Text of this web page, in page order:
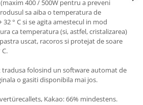
400 / 500W pentru a preveni
sa aiba o temperatura de
32 ° C si se agita amestecul in mod
ca temperatura (si, astfel, cristalizarea)
uscat, racoros si protejat de soare
C.
tradusa folosind un software automat de
o gasiti disponibila mai jos.
Kakao: 66% mindestens.